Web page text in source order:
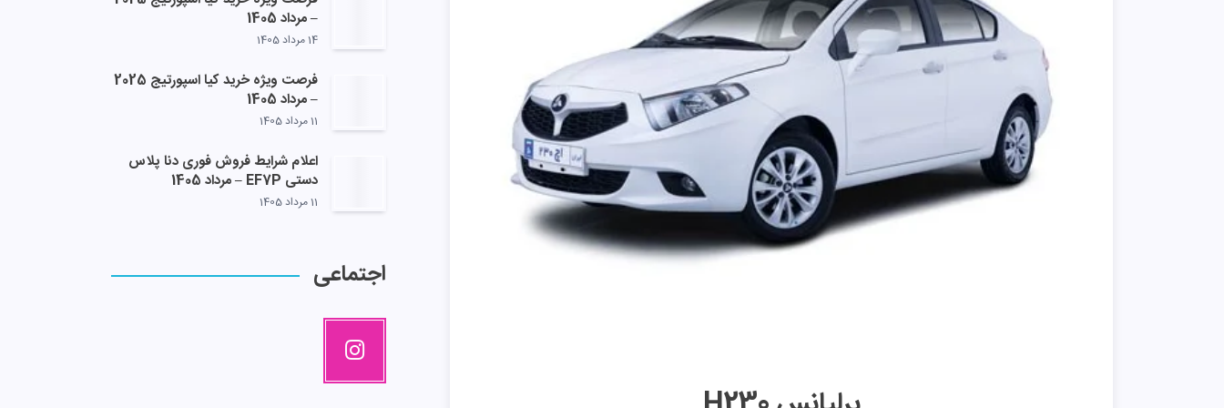
– مرداد 1405
14 مرداد 1405
فرصت ویژه خرید کیا اسپورتیج 2025
– مرداد 1405
11 مرداد 1405
اعلام شرایط فروش فوری دنا پلاس
دستی EF7P – مرداد 1405
11 مرداد 1405
اجتماعی